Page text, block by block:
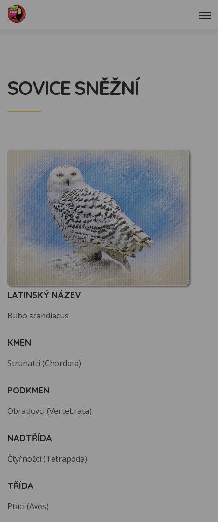
SOVICE SNĚŽNÍ
LATINSKÝ NÁZEV
Bubo scandiacus
KMEN
Strunatci (Chordata)
PODKMEN
Obratlovci (Vertebrata)
NADTŘÍDA
Čtyřnožci (Tetrapoda)
TŘÍDA
Ptáci (Aves)